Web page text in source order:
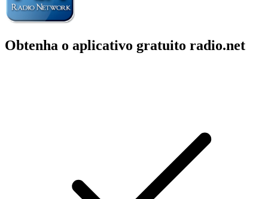
Obtenha o aplicativo gratuito radio.net